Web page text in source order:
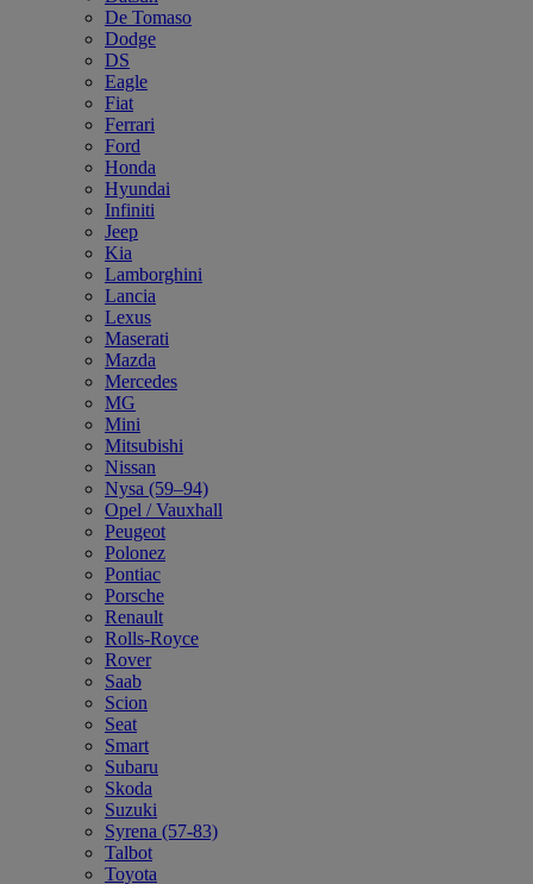
De Tomaso
Dodge
DS
Eagle
Fiat
Ferrari
Ford
Honda
Hyundai
Infiniti
Jeep
Kia
Lamborghini
Lancia
Lexus
Maserati
Mazda
Mercedes
MG
Mini
Mitsubishi
Nissan
Nysa (59–94)
Opel / Vauxhall
Peugeot
Polonez
Pontiac
Porsche
Renault
Rolls-Royce
Rover
Saab
Scion
Seat
Smart
Subaru
Skoda
Suzuki
Syrena (57-83)
Talbot
Toyota